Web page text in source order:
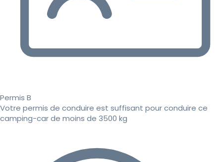
Permis B
Votre permis de conduire est suffisant pour conduire ce
camping-car de moins de 3500 kg